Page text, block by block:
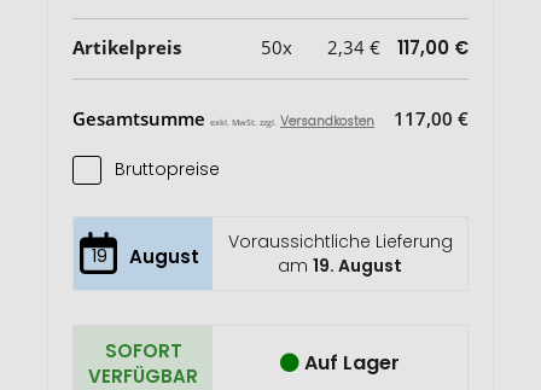
Artikelpreis 50x 2,34 € 117,00 €
Gesamtsumme exkl. MwSt. zzgl. Versandkosten 117,00 €
Bruttopreise
19 August
Voraussichtliche Lieferung
am19. August
SOFORT
VERFÜGBAR
Auf Lager